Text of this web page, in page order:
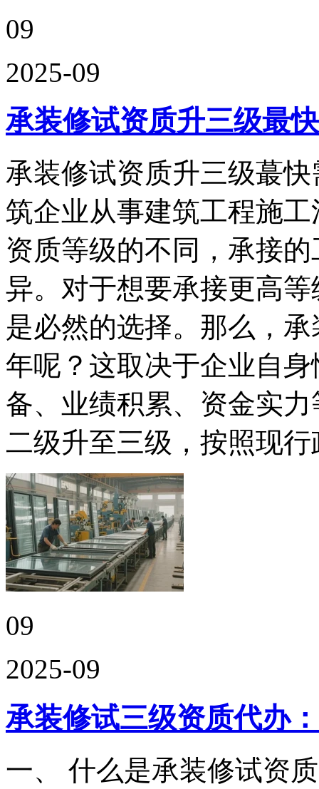
09
2025-09
承装修试资质升三级最
承装修试资质升三级蕞
筑企业从事建筑工程施
资质等级的不同，承接
异。对于想要承接更高
是必然的选择。那么，
年呢？这取决于企业自
备、业绩积累、资金实
二级升至三级，按照现
09
2025-09
承装修试三级资质代办
一、 什么是承装修试资